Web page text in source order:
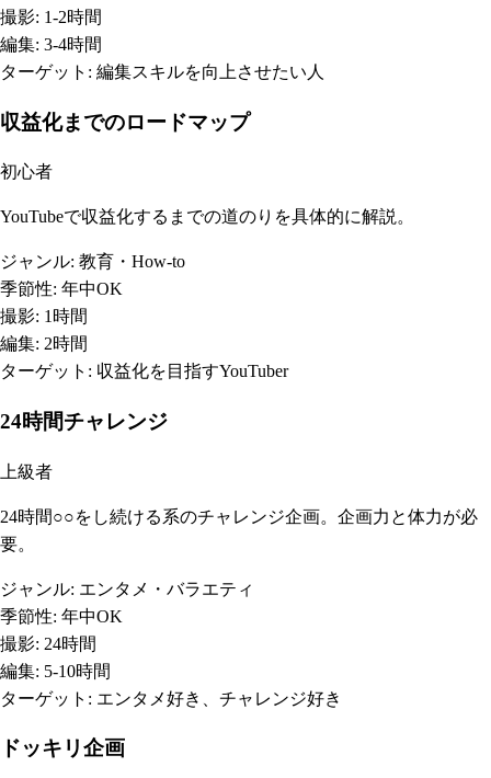
撮影: 1-2時間
編集: 3-4時間
ターゲット: 編集スキルを向上させたい人
収益化までのロードマップ
初心者
YouTubeで収益化するまでの道のりを具体的に解説。
ジャンル: 教育・How-to
季節性: 年中OK
撮影: 1時間
編集: 2時間
ターゲット: 収益化を目指すYouTuber
24時間チャレンジ
上級者
24時間○○をし続ける系のチャレンジ企画。企画力と体力が必
要。
ジャンル: エンタメ・バラエティ
季節性: 年中OK
撮影: 24時間
編集: 5-10時間
ターゲット: エンタメ好き、チャレンジ好き
ドッキリ企画